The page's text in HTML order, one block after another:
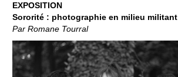
EXPOSITION
Sororité : photographie en milieu militant
Par Romane Tourral